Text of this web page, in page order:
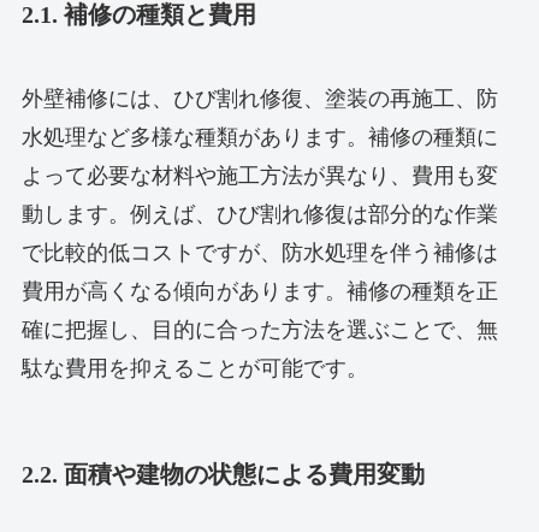
2.1. 補修の種類と費用
外壁補修には、ひび割れ修復、塗装の再施工、防
水処理など多様な種類があります。補修の種類に
よって必要な材料や施工方法が異なり、費用も変
動します。例えば、ひび割れ修復は部分的な作業
で比較的低コストですが、防水処理を伴う補修は
費用が高くなる傾向があります。補修の種類を正
確に把握し、目的に合った方法を選ぶことで、無
駄な費用を抑えることが可能です。
2.2. 面積や建物の状態による費用変動